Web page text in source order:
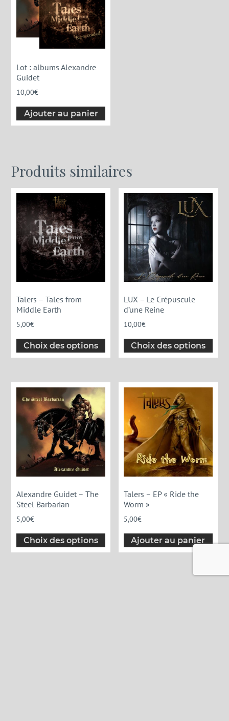
Lot : albums Alexandre
Guidet
10,00€
Ajouter au panier
Produits similaires
Talers – Tales from
Middle Earth
5,00€
Choix des options
LUX – Le Crépuscule
d’une Reine
10,00€
Choix des options
Alexandre Guidet – The
Steel Barbarian
5,00€
Choix des options
Talers – EP « Ride the
Worm »
5,00€
Ajouter au panier